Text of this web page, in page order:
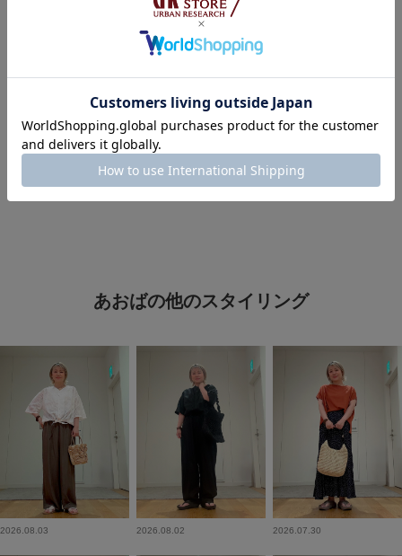
#初夏のリラックススタイル #大人カジュアルコーデ
#低身長コーデ #骨ストコーデ
#サンダル #最旬パンツ×サンダル #シンプルコーデ
あおばの他のスタイリング
2026.08.03 2026.08.02 2026.07.30